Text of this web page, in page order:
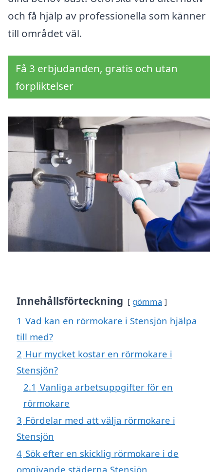
och få hjälp av professionella som känner
till området väl.
Få 3 erbjudanden, gratis och utan
förpliktelser
Innehållsförteckning gömma
1 Vad kan en rörmokare i Stensjön hjälpa
till med?
2 Hur mycket kostar en rörmokare i
Stensjön?
2.1 Vanliga arbetsuppgifter för en
rörmokare
3 Fördelar med att välja rörmokare i
Stensjön
4 Sök efter en skicklig rörmokare i de
omgivande städerna Stensjön